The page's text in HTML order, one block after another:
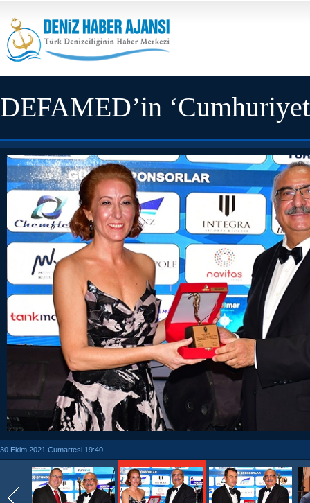
DEFAMED’in
30 Ekim 2021 Cumartesi 19:40